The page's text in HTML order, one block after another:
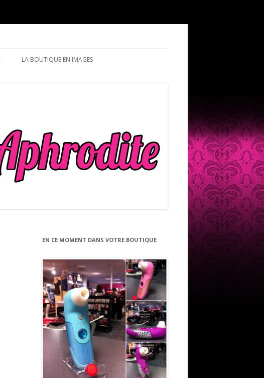
LES QUESTIONS DÉJÀ POSTÉES
POSEZ VOTRE QUESTION
LA BOUTIQUE EN IMAGES
EN CE MOMENT DANS VOTRE BOUTIQUE